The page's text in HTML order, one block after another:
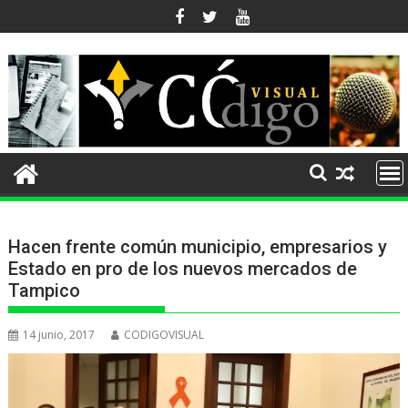
al
contenido
Hacen frente común municipio, empresarios y
Estado en pro de los nuevos mercados de
Tampico
14 junio, 2017 CODIGOVISUAL